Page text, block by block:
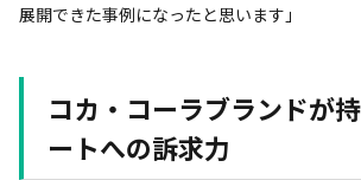
展開できた事例になったと思います」
コカ・コーラブランドが
ートへの訴求力